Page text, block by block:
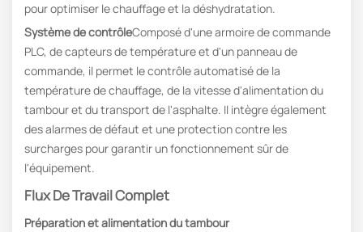
pour optimiser le chauffage et la déshydratation.
Système de contrôleComposé d'une armoire de commande
PLC, de capteurs de température et d'un panneau de
commande, il permet le contrôle automatisé de la
température de chauffage, de la vitesse d'alimentation du
tambour et du transport de l'asphalte. Il intègre également
des alarmes de défaut et une protection contre les
surcharges pour garantir un fonctionnement sûr de
l'équipement.
Flux De Travail Complet
Préparation et alimentation du tambour